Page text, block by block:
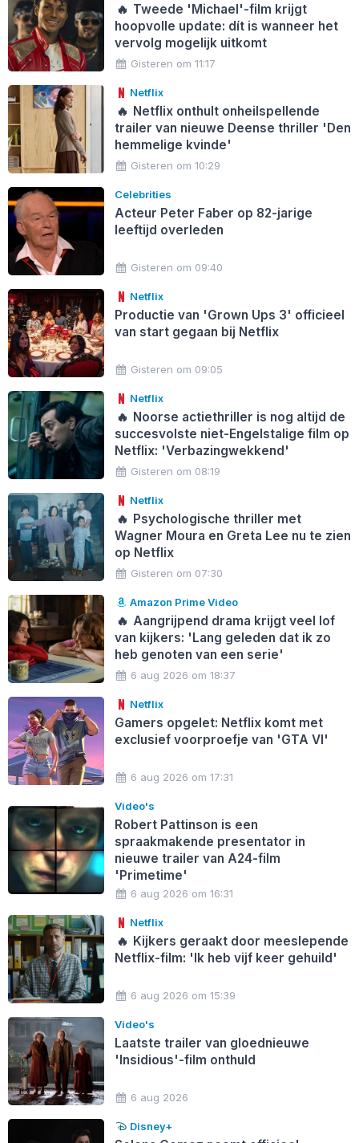
🔥 Tweede 'Michael'-film krijgt
hoopvolle update: dít is wanneer het
vervolg mogelijk uitkomt
Gisteren om 11:17
Netflix
🔥 Netflix onthult onheilspellende
trailer van nieuwe Deense thriller 'Den
hemmelige kvinde'
Gisteren om 10:29
Celebrities
Acteur Peter Faber op 82-jarige
leeftijd overleden
Gisteren om 09:40
Netflix
Productie van 'Grown Ups 3' officieel
van start gegaan bij Netflix
Gisteren om 09:05
Netflix
🔥 Noorse actiethriller is nog altijd de
succesvolste niet-Engelstalige film op
Netflix: 'Verbazingwekkend'
Gisteren om 08:19
Netflix
🔥 Psychologische thriller met
Wagner Moura en Greta Lee nu te zien
op Netflix
Gisteren om 07:30
Amazon Prime Video
🔥 Aangrijpend drama krijgt veel lof
van kijkers: 'Lang geleden dat ik zo
heb genoten van een serie'
6 aug 2026 om 18:37
Netflix
Gamers opgelet: Netflix komt met
exclusief voorproefje van 'GTA VI'
6 aug 2026 om 17:31
Video's
Robert Pattinson is een
spraakmakende presentator in
nieuwe trailer van A24-film
'Primetime'
6 aug 2026 om 16:31
Netflix
🔥 Kijkers geraakt door meeslepende
Netflix-film: 'Ik heb vijf keer gehuild'
6 aug 2026 om 15:39
Video's
Laatste trailer van gloednieuwe
'Insidious'-film onthuld
6 aug 2026
Disney+